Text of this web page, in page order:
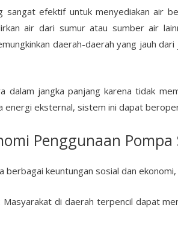
efektif untuk menyediakan air
air dari sumur atau sumber air
daerah-daerah yang jauh
jangka panjang karena tidak
eksternal, sistem ini dapat
Penggunaan
keuntungan sosial dan ekonomi,
Masyarakat di daerah terpencil dapat